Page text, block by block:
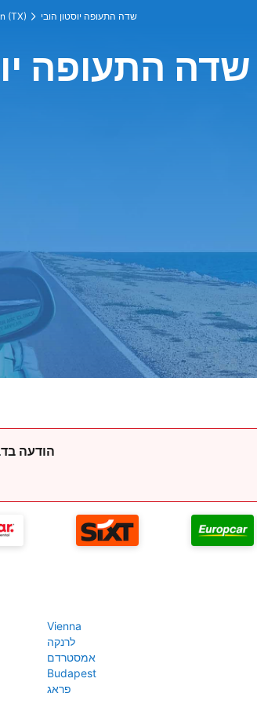
(TX) שדה התעופה יוסטון הובי
התעופה
הודעה
Vienna
לרנקה
אמסטרדם
Budapest
פראג